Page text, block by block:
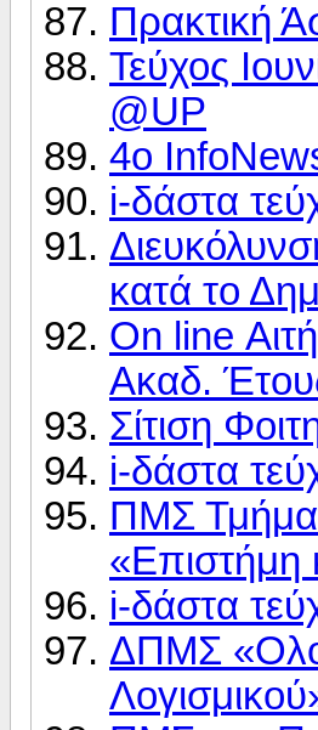
Πρακτική
Τεύχος
@UP
4ο
i-δάστα
κατά το
On line
Ακαδ.
Σίτιση
i-δάστα
ΠΜΣ
«Επιστήμη
i-δάστα
ΔΠΜΣ